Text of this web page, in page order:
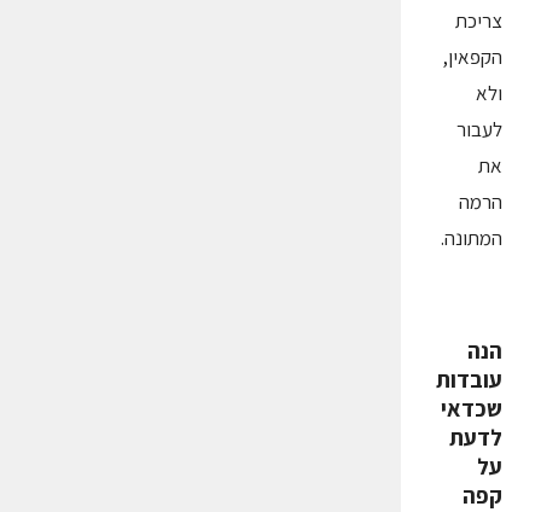
צריכת
הקפאין,
ולא
לעבור
את
הרמה
המתונה.
הנה
עובדות
שכדאי
לדעת
על
קפה